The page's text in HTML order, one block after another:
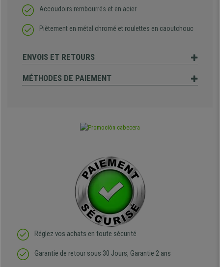
Accoudoirs rembourrés et en acier
Piètement en métal chromé et roulettes en caoutchouc
ENVOIS ET RETOURS
MÉTHODES DE PAIEMENT
Réglez vos achats en toute sécurité
Garantie de retour sous 30 Jours, Garantie 2 ans